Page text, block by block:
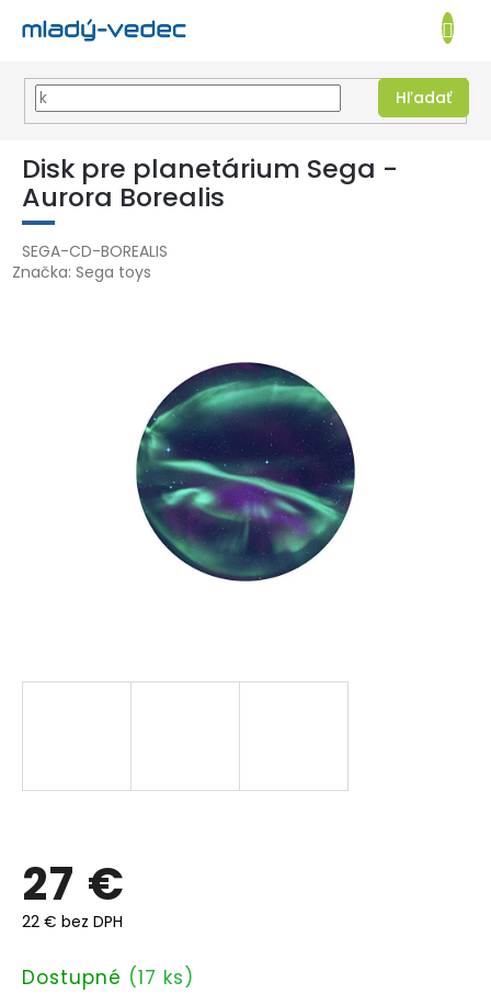
Prejsť
obsah
EUR
Hľadať
KOŠÍK
Disk pre planetárium Sega -
Aurora Borealis
SEGA-CD-BOREALIS
Značka: Sega toys
27 €
22 € bez DPH
Jednotková
Dostupné (17 ks)